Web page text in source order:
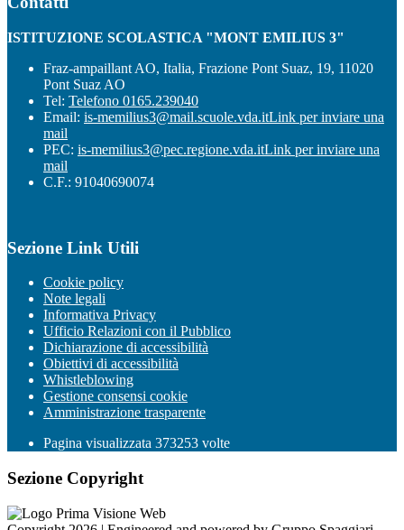
ISTITUZIONE SCOLASTICA "MONT EMILIUS 3"
Fraz-ampaillant AO, Italia, Frazione Pont Suaz, 19, 11020
Pont Suaz AO
Tel: Telefono 0165.239040
Email: is-memilius3@mail.scuole.vda.itLink per inviare una
mail
PEC: is-memilius3@pec.regione.vda.itLink per inviare una
mail
C.F.: 91040690074
Sezione Link Utili
Cookie policy
Note legali
Informativa Privacy
Ufficio Relazioni con il Pubblico
Dichiarazione di accessibilità
Obiettivi di accessibilità
Whistleblowing
Gestione consensi cookie
Amministrazione trasparente
Pagina visualizzata 373253 volte
Sezione Copyright